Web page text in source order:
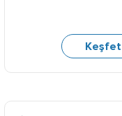
Keşfet